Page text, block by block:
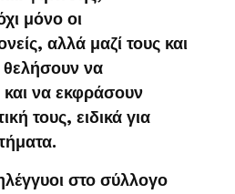
μόνο οι
αλλά μαζί τους και
θελήσουν να
να εκφράσουν
τους, ειδικά για
στο σύλλογο